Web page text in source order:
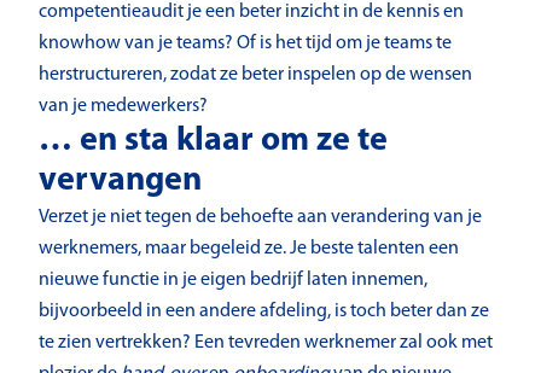
competentieaudit je een beter inzicht in de kennis en
knowhow van je teams? Of is het tijd om je teams te
herstructureren, zodat ze beter inspelen op de wensen
van je medewerkers?
… en sta klaar om ze te
vervangen
Verzet je niet tegen de behoefte aan verandering van je
werknemers, maar begeleid ze. Je beste talenten een
nieuwe functie in je eigen bedrijf laten innemen,
bijvoorbeeld in een andere afdeling, is toch beter dan ze
te zien vertrekken? Een tevreden werknemer zal ook met